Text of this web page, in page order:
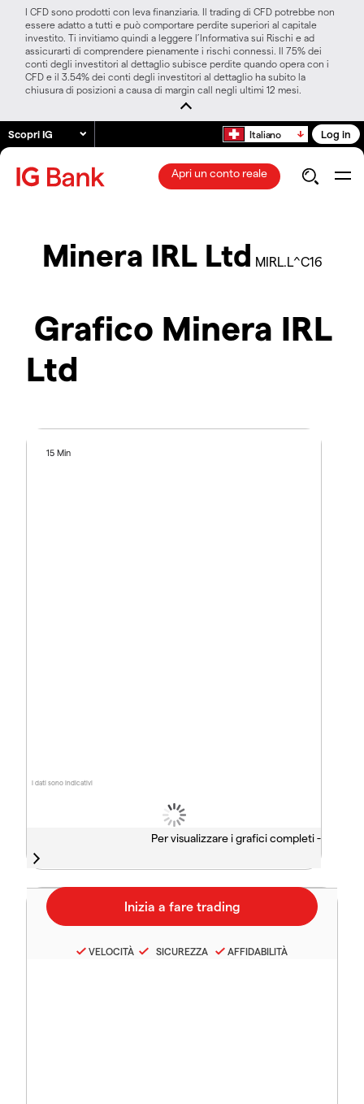
I CFD sono prodotti con leva finanziaria. Il trading di CFD potrebbe non
essere adatto a tutti e può comportare perdite superiori al capitale
investito. Ti invitiamo quindi a leggere l’Informativa sui Rischi e ad
assicurarti di comprendere pienamente i rischi connessi. Il 75% dei
conti degli investitori al dettaglio subisce perdite quando opera con i
CFD e il 3.54% dei conti degli investitori al dettaglio ha subito la
chiusura di posizioni a causa di margin call negli ultimi 12 mesi.
Scopri IG Italiano Log in
Apri un conto reale
Minera IRL Ltd MIRL.L^C16
Grafico Minera IRL
Ltd
I dati sono indicativi
15 Min
Per visualizzare i grafici completi -
VELOCITÀ SICUREZZA AFFIDABILITÀ